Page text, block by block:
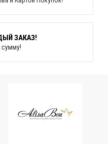
ЗАКАЗ!